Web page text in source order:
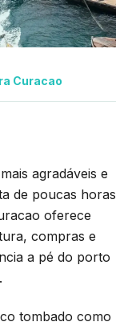
Curacao
agradáveis e
de poucas horas
oferece
compras e
a pé do porto
tombado como